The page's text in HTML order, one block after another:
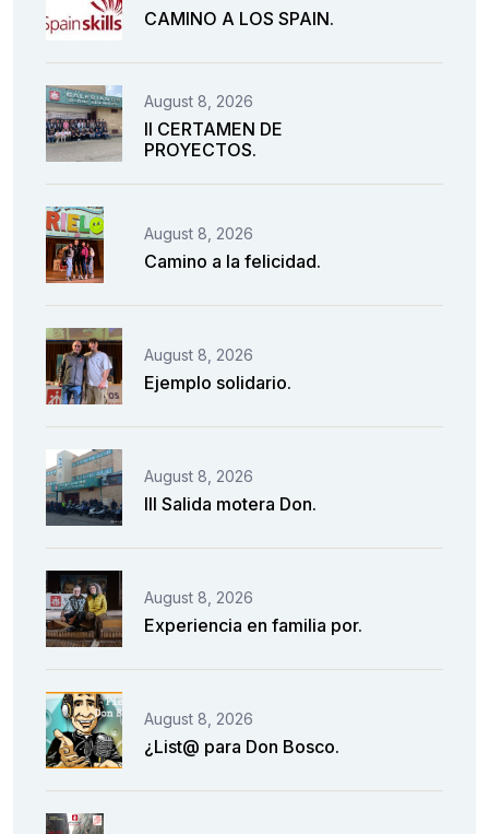
CAMINO A LOS SPAIN.
August 8, 2026
II CERTAMEN DE
PROYECTOS.
August 8, 2026
Camino a la felicidad.
August 8, 2026
Ejemplo solidario.
August 8, 2026
III Salida motera Don.
August 8, 2026
Experiencia en familia por.
August 8, 2026
¿List@ para Don Bosco.